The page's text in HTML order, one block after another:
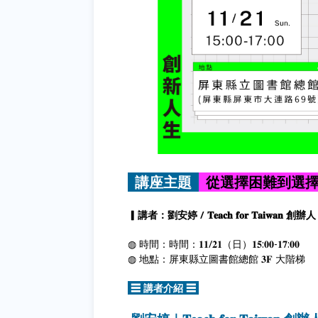
講座主題 從選擇困難到選
▎講者：劉安婷 / 𝐓𝐞𝐚𝐜𝐡 𝐟𝐨𝐫 𝐓𝐚𝐢𝐰𝐚𝐧 創辦人
◍ 時間：時間：𝟏𝟏/𝟐𝟏（日）𝟏𝟓:𝟎𝟎-𝟏𝟕:𝟎𝟎
◍ 地點： 屏東縣立圖書館總館 𝟑𝐅 大階梯
☰ 講者介紹 ☰